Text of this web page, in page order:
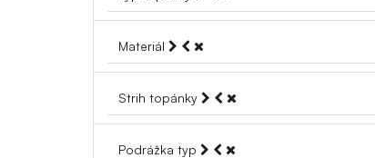
Materiál
Strih topánky
Podrážka typ